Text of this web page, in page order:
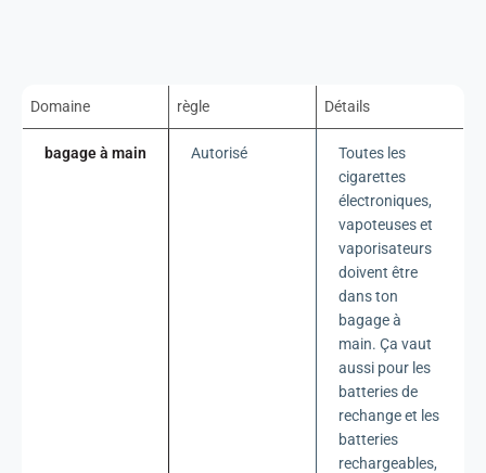
Domaine règle Détails
bagage à main Autorisé
Toutes les
cigarettes
électroniques,
vapoteuses et
vaporisateurs
doivent être
dans ton
bagage à
main. Ça vaut
aussi pour les
batteries de
rechange et les
batteries
rechargeables,